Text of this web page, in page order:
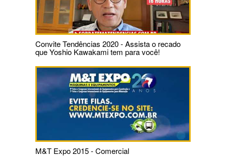
Convite Tendências 2020 - Assista o recado
que Yoshio Kawakami tem para você!
M&T Expo 2015 - Comercial